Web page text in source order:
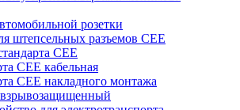
розетки
штепсельных разъемов CEE
CEE
CEE кабельная
CEE накладного монтажа